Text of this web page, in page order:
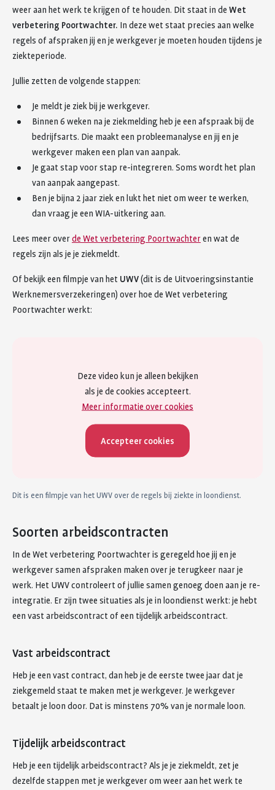
weer aan het werk te krijgen of te houden. Dit staat in de Wet
verbetering Poortwachter. In deze wet staat precies aan welke
regels of afspraken jij en je werkgever je moeten houden tijdens je
ziekteperiode.
Jullie zetten de volgende stappen:
Je meldt je ziek bij je werkgever.
Binnen 6 weken na je ziekmelding heb je een afspraak bij de
bedrijfsarts. Die maakt een probleemanalyse en jij en je
werkgever maken een plan van aanpak.
Je gaat stap voor stap re-integreren. Soms wordt het plan
van aanpak aangepast.
Ben je bijna 2 jaar ziek en lukt het niet om weer te werken,
dan vraag je een WIA-uitkering aan.
Lees meer overde Wet verbetering Poortwachteren wat de
regels zijn als je je ziekmeldt.
Of bekijk een filmpje van het UWV(dit is de Uitvoeringsinstantie
Werknemersverzekeringen) over hoe de Wet verbetering
Poortwachter werkt:
Deze video kun je alleen bekijken
als je de cookies accepteert.
Meer informatie over cookies
Accepteer cookies
Dit is een filmpje van het UWV over de regels bij ziekte in loondienst.
Soorten arbeidscontracten
In de Wet verbetering Poortwachter is geregeld hoe jij en je
werkgever samen afspraken maken over je terugkeer naar je
werk. Het UWV controleert of jullie samen genoeg doen aan je re-
integratie. Er zijn twee situaties als je in loondienst werkt: je hebt
een vast arbeidscontract of een tijdelijk arbeidscontract.
Vast arbeidscontract
Heb je een vast contract, dan heb je de eerste twee jaar dat je
ziekgemeld staat te maken met je werkgever. Je werkgever
betaalt je loon door. Dat is minstens 70% van je normale loon.
Tijdelijk arbeidscontract
Heb je een tijdelijk arbeidscontract? Als je je ziekmeldt, zet je
dezelfde stappen met je werkgever om weer aan het werk te